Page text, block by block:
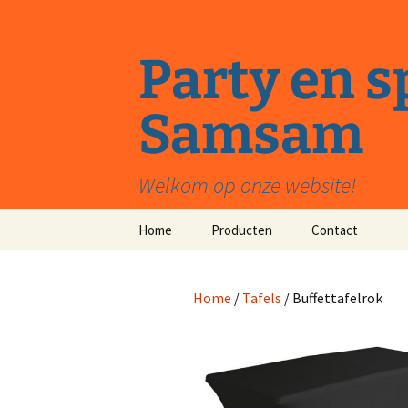
Party en
Samsam
Welkom op onze website!
Home Producten
Feestartikelen
Kleine springkussens
Stormbanen
Contact
Home / Tafels / Buffettafelrok